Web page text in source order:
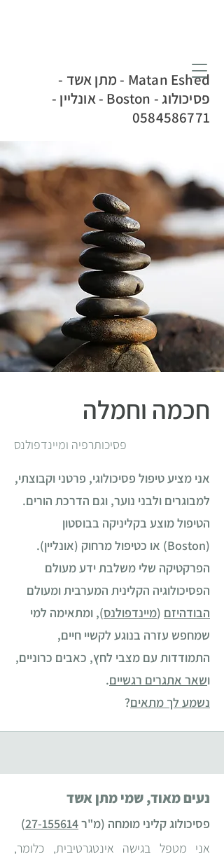
Matan Eshed - מתן אשד -
פסיכולוג - Boston - אונליין -
0584586771
חכמה וחמלה
פסיכותרפיה ומיינדפולנס
אני מציע טיפול פסיכולוגי, פרטני וקבוצתי,
למבוגרים ולבני נוער, וגם הדרכת הורים.
הטיפול מוצע בקליניקה בבוסטון
(Boston) או כטיפול מרחוק (אונליין).
הפרקטיקה שלי משלבת ידע מעולם
הפסיכולוגיה הקלינית המערבית ומעולם
הבודהיזם (מיינדפולנס), ומתאימה למי
שמחפש עזרה בנוגע לקשיי חיים,
התמודדות עם מצבי לחץ, כאבים כרוניים,
ושאר אתגרים רגשיים.
נשמע לך מתאים?
נעים מאוד, שמי מתן אשד
פסיכולוג קליני מומחה (מ"ר27-155614
)
אני מטפל בגישה אינטגרטיבית, כלומר,